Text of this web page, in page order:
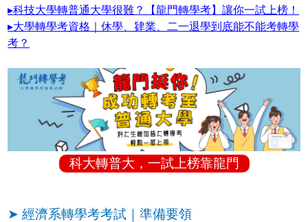
▸科技大學轉普通大學很難？【龍門轉學考】讓你一試上榜！
▸大學轉學考資格｜休學、肄業、二一退學到底能不能考轉學
考？
科大轉普大，一試上榜靠龍門
➤ 經濟系轉學考考試｜準備要領